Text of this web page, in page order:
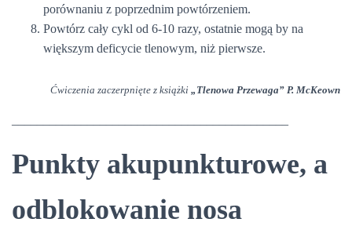
porównaniu z poprzednim powtórzeniem.
Powtórz cały cykl od 6-10 razy, ostatnie mogą by na
większym deficycie tlenowym, niż pierwsze.
Ćwiczenia zaczerpnięte z książki „Tlenowa Przewaga” P. McKeown
Punkty akupunkturowe, a
odblokowanie nosa